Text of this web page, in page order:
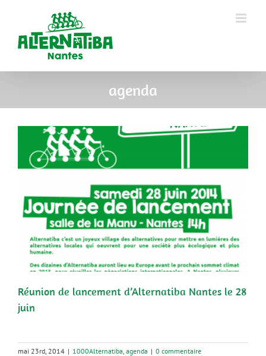
agenda
Réunion de lancement d’Alternatiba Nantes le 28
juin
mai 23rd, 2014 | 1000Alternatiba agenda | 0 commentaire